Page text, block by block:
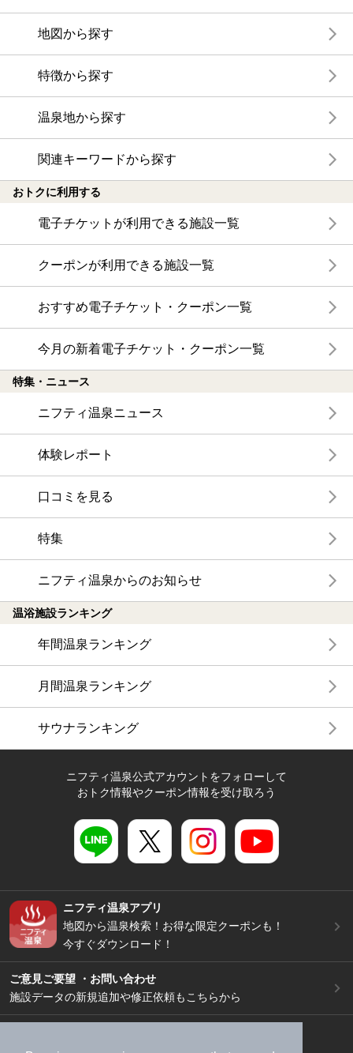
地図から探す
特徴から探す
温泉地から探す
関連キーワードから探す
おトクに利用する
電子チケットが利用できる施設一覧
クーポンが利用できる施設一覧
おすすめ電子チケット・クーポン一覧
今月の新着電子チケット・クーポン一覧
特集・ニュース
ニフティ温泉ニュース
体験レポート
口コミを見る
特集
ニフティ温泉からのお知らせ
温浴施設ランキング
年間温泉ランキング
月間温泉ランキング
サウナランキング
ニフティ温泉公式アカウントをフォローして
おトク情報やクーポン情報を受け取ろう
ニフティ温泉アプリ
地図から温泉検索！お得な限定クーポンも！
今すぐダウンロード！
ご意見ご要望 ・お問い合わせ
施設データの新規追加や修正依頼もこちらから